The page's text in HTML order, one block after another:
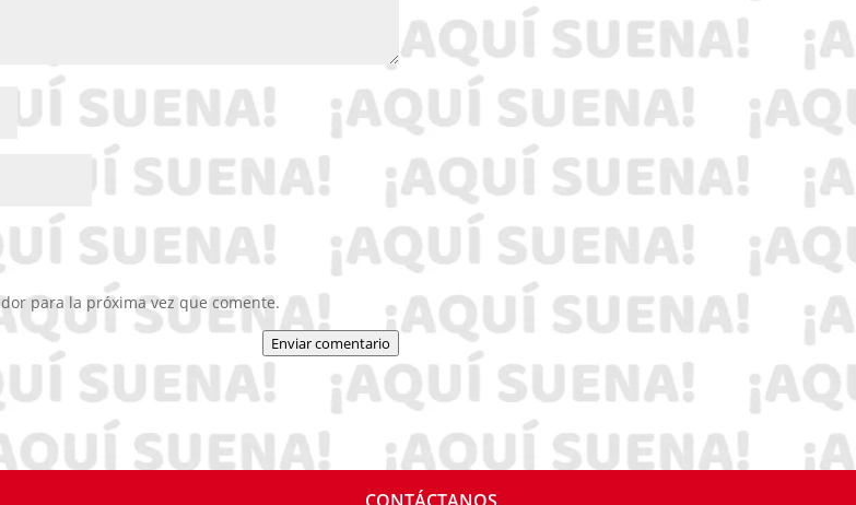
para la próxima vez que comente.
Enviar comentario